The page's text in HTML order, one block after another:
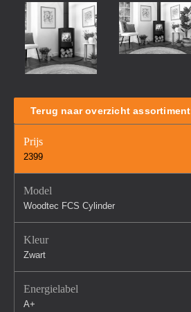
Terug naar overzicht assortiment
Prijs
2399
Model
Woodtec FCS Cylinder
Kleur
Zwart
Energielabel
A+